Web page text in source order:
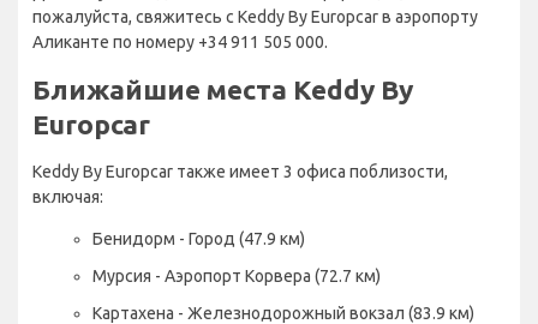
пожалуйста, свяжитесь с Keddy By Europcar в аэропорту
Аликанте по номеру +34 911 505 000.
Ближайшие места Keddy By
Europcar
Keddy By Europcar также имеет 3 офиса поблизости,
включая:
Бенидорм - Город (47.9 км)
Мурсия - Аэропорт Корвера (72.7 км)
Картахена - Железнодорожный вокзал (83.9 км)